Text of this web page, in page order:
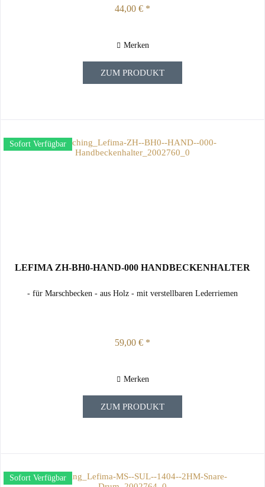
44,00 € *
Merken
ZUM PRODUKT
Sofort Verfügbar
LEFIMA ZH-BH0-HAND-000 HANDBECKENHALTER
- für Marschbecken - aus Holz - mit verstellbaren Lederriemen
59,00 € *
Merken
ZUM PRODUKT
Sofort Verfügbar